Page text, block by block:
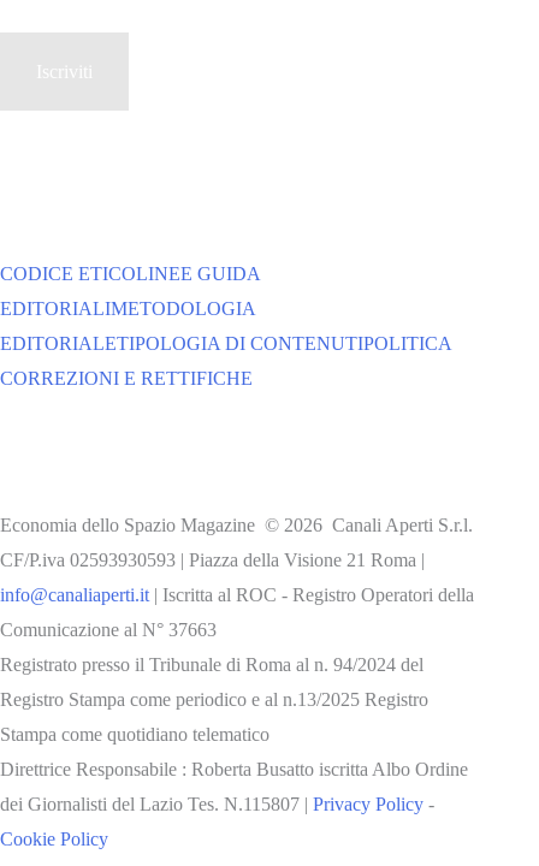
CODICE ETICOLINEE GUIDA
EDITORIALIMETODOLOGIA
EDITORIALETIPOLOGIA DI CONTENUTIPOLITICA
CORREZIONI E RETTIFICHE
Economia dello Spazio Magazine © 2026 Canali Aperti S.r.l.
CF/P.iva 02593930593 | Piazza della Visione 21 Roma |
info@canaliaperti.it | Iscritta al ROC - Registro Operatori della
Comunicazione al N° 37663
Registrato presso il Tribunale di Roma al n. 94/2024 del
Registro Stampa come periodico e al n.13/2025 Registro
Stampa come quotidiano telematico
Direttrice Responsabile : Roberta Busatto iscritta Albo Ordine
dei Giornalisti del Lazio Tes. N.115807 | Privacy Policy -
Cookie Policy